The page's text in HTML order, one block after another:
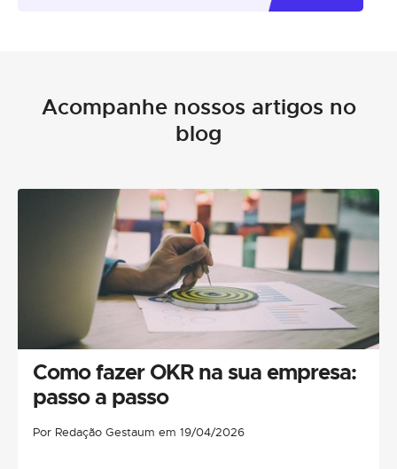
Acompanhe nossos artigos no
blog
Como fazer OKR na sua empresa:
passo a passo
Por Redação Gestaum em 19/04/2026